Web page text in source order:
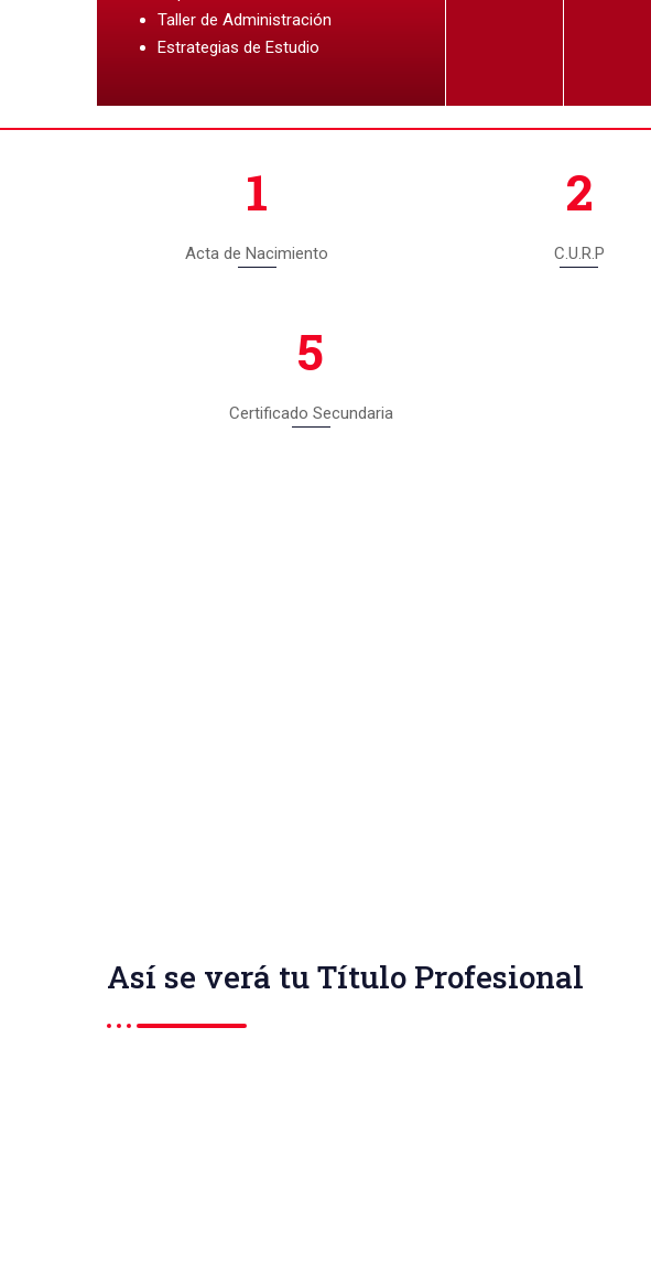
Taller de Administración
Estrategias de Estudio
1
Acta de Nacimiento
2
C.U.R.P
5
Certificado Secundaria
Así se verá tu Título Profesional